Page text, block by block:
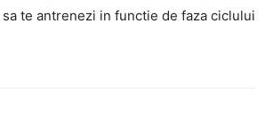
te antrenezi in functie de faza ciclului